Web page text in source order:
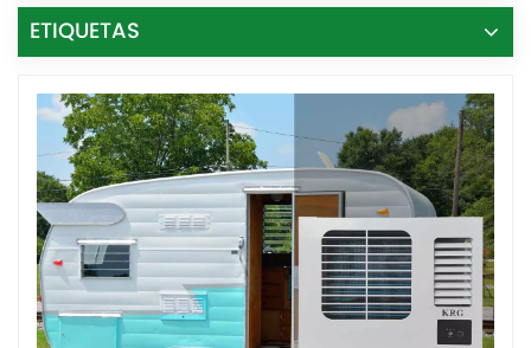
ETIQUETAS